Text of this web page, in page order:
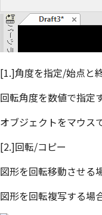
[1.]角度を指定/始点と
回転角度を数値で指定
オブジェクトをマウス
[2.]回転/コピー
図形を回転移動させる
図形を回転複写する場